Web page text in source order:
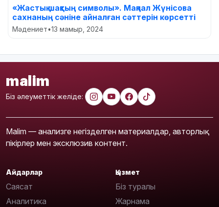
«Жастық шақтың символы». Мақпал Жүнісова
сахнаның сәніне айналған сәттерін көрсетті
Мәдениет•13 мамыр, 2024
malim
Біз әлеуметтік желіде:
Malim — анализге негізделген материалдар, авторлық
пікірлер мен эксклюзив контент.
Айдарлар
Саясат
Аналитика
Қызмет
Біз туралы
Жарнама